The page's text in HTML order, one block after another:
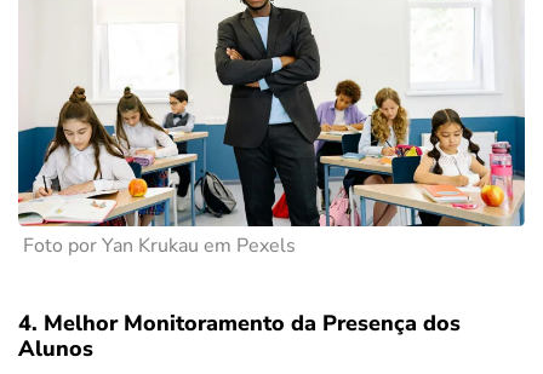
Foto por Yan Krukau em Pexels
4. Melhor Monitoramento da Presença dos
Alunos